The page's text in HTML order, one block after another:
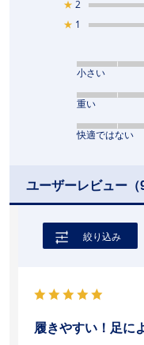
★ 2
★ 1
小さい
重い
快適ではない
ユーザーレビュー
絞り込み
履きやすい！足に